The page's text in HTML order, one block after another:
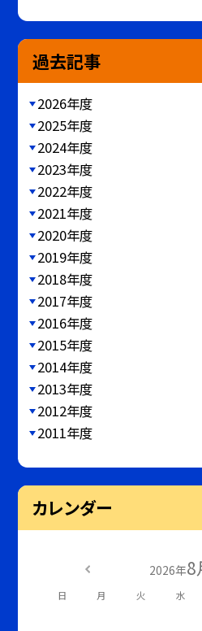
過去記事
2026年度
2025年度
2024年度
2023年度
2022年度
2021年度
2020年度
2019年度
2018年度
2017年度
2016年度
2015年度
2014年度
2013年度
2012年度
2011年度
カレンダー
2026年8
日 月 火 水